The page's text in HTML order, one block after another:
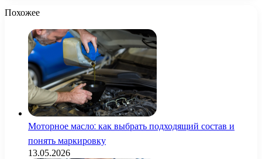
Похожее
Моторное масло: как выбрать подходящий состав и
понять маркировку
13.05.2026